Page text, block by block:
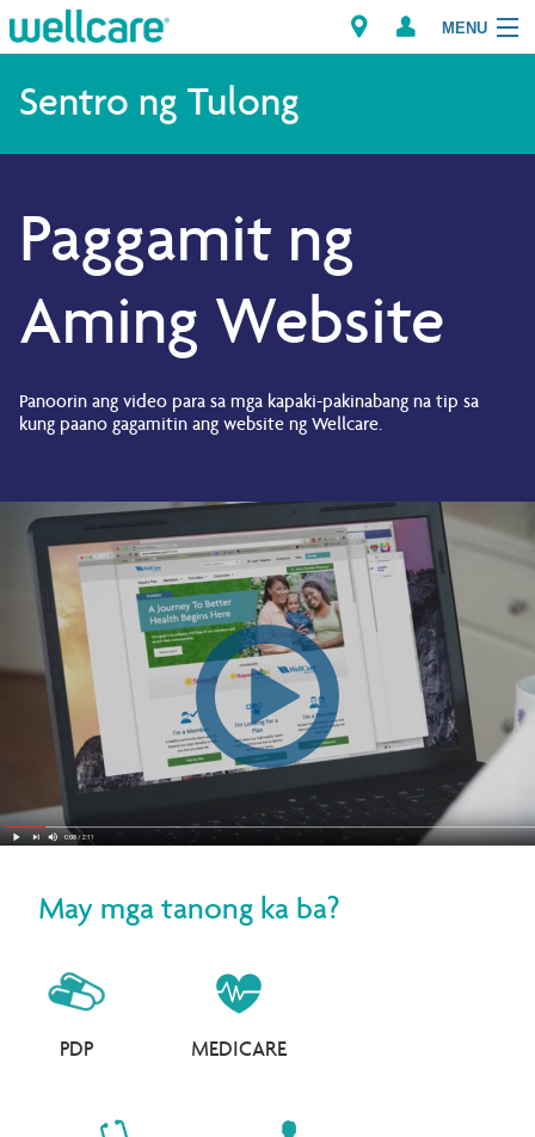
MENU
Explore Plans
Mga Miyembro
Mga Tagapagbigay
Brokers
Maghanap ng Tagapagbigay/Parmasya
Sentro ng Tulong
Paggamit ng
Aming Website
Panoorin ang video para sa mga kapaki-pakinabang na tip sa
kung paano gagamitin ang website ng Wellcare.
May mga tanong ka ba?
PDP MEDICARE